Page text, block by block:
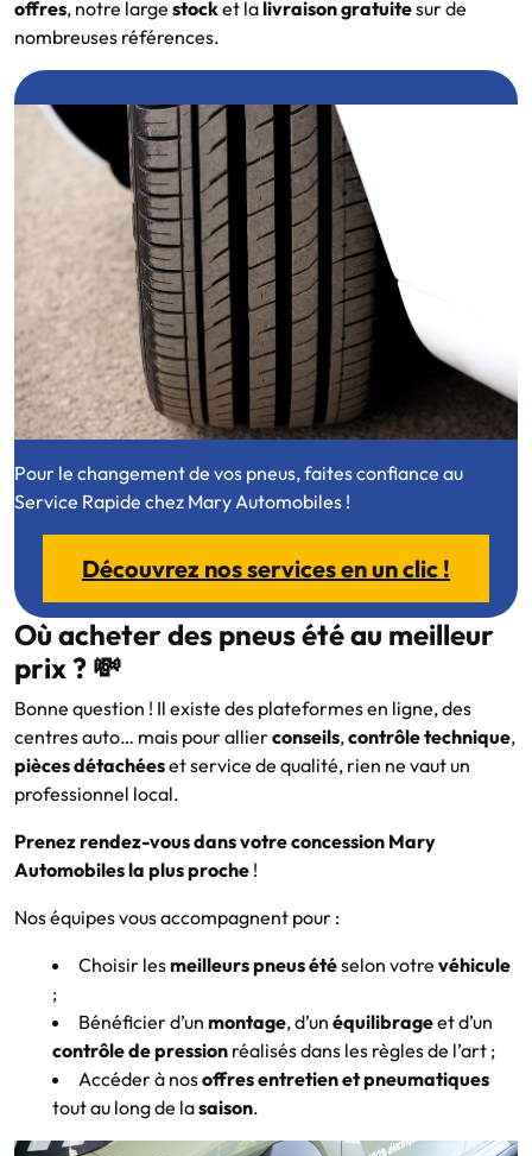
offres, notre large stocket lalivraison gratuitesur de
nombreuses références.
Pour le changement de vos pneus, faites confiance au
Service Rapide chez Mary Automobiles !
Découvrez nos services en un clic !
Où acheter des pneus été au meilleur
prix ? 💸
Bonne question ! Il existe des plateformes en ligne, des
centres auto… mais pour allierconseils,contrôle technique,
pièces détachéeset service de qualité, rien ne vaut un
professionnel local.
Prenez rendez-vous dans votre concession Mary
Automobiles la plus proche !
Nos équipes vous accompagnent pour :
Choisir lesmeilleurs pneus étéselon votre véhicule
;
Bénéficier d’un montage, d’un équilibrageet d’un
contrôle de pression réalisés dans les règles de l’art ;
Accéder à nosoffres entretien et pneumatiques
tout au long de lasaison.